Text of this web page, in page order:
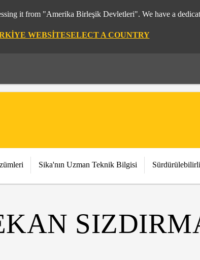
it from "Amerika Birleşik Devletleri". We have a
WEBSITESELECT A COUNTRY
Sika'nın Uzman Teknik Bilgisi